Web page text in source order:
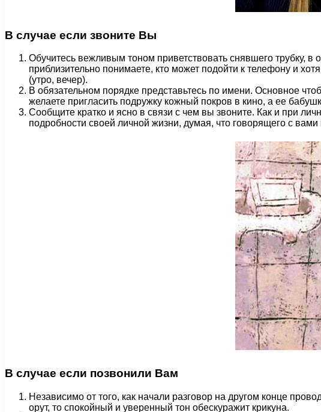
В случае если звоните Вы
Обучитесь вежливым тоном приветствовать снявшего трубку,
приблизительно понимаете, кто может подойти к телефону и
(утро, вечер).
В обязательном порядке представьтесь по имени. Основное
желаете пригласить подружку кожный покров в кино, а ее
Сообщите кратко и ясно в связи с чем вы звоните. Как и при
подробности своей личной жизни, думая, что говорящего с
В случае если позвонили Вам
Независимо от того, как начали разговор на другом конце
орут, то спокойный и уверенный тон обескуражит крикуна.